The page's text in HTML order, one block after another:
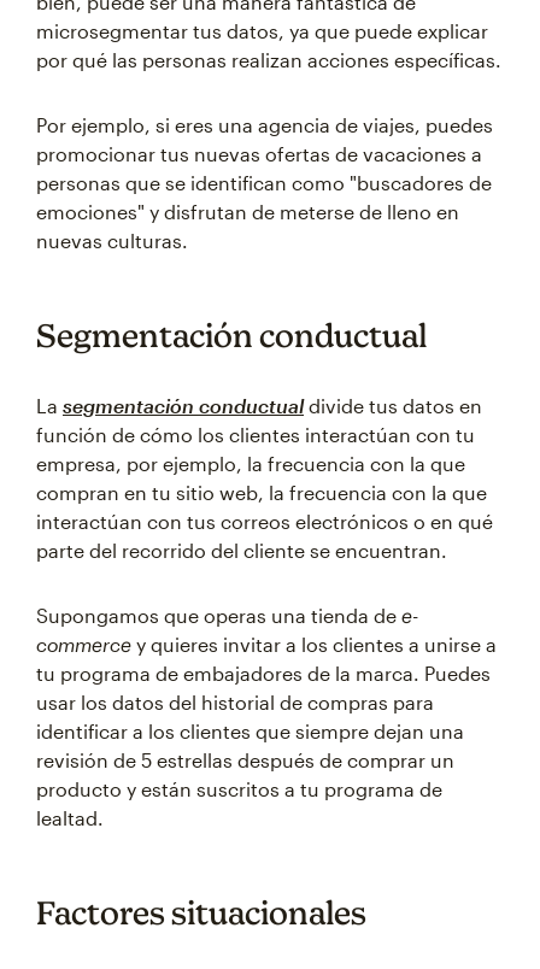
microsegmentar tus datos, ya que puede explicar
por qué las personas realizan acciones específicas.
Por ejemplo, si eres una agencia de viajes, puedes
promocionar tus nuevas ofertas de vacaciones a
personas que se identifican como "buscadores de
emociones" y disfrutan de meterse de lleno en
nuevas culturas.
Segmentación conductual
La segmentación conductualdivide tus datos en
función de cómo los clientes interactúan con tu
empresa, por ejemplo, la frecuencia con la que
compran en tu sitio web, la frecuencia con la que
interactúan con tus correos electrónicos o en qué
parte del recorrido del cliente se encuentran.
Supongamos que operas una tienda de e-
commerce y quieres invitar a los clientes a unirse a
tu programa de embajadores de la marca. Puedes
usar los datos del historial de compras para
identificar a los clientes que siempre dejan una
revisión de 5 estrellas después de comprar un
producto y están suscritos a tu programa de
lealtad.
Factores situacionales